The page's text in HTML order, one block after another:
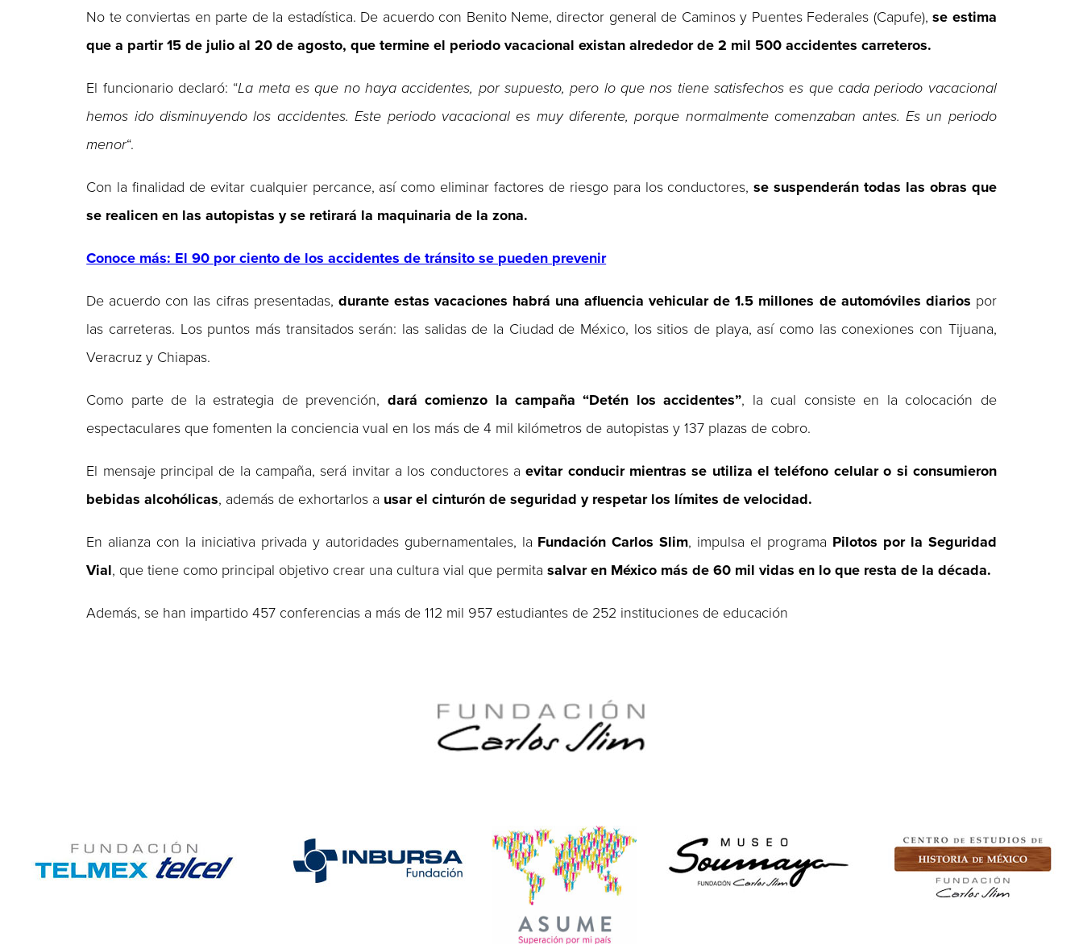
No te conviertas en parte de la estadística. De acuerdo con Benito Neme, director general de Caminos y Puentes Federales (Capufe),se estima
que a partir 15 de julio al 20 de agosto, que termine el periodo vacacional existan alrededor de 2 mil 500 accidentes carreteros.
El funcionario declaró: “La meta es que no haya accidentes, por supuesto, pero lo que nos tiene satisfechos es que cada periodo vacacional
hemos ido disminuyendo los accidentes. Este periodo vacacional es muy diferente, porque normalmente comenzaban antes. Es un periodo
menor“.
Con la finalidad de evitar cualquier percance, así como eliminar factores de riesgo para los conductores,se suspenderán todas las obras que
se realicen en las autopistas y se retirará la maquinaria de la zona.
Conoce más: El 90 por ciento de los accidentes de tránsito se pueden prevenir
De acuerdo con las cifras presentadas, durante estas vacaciones habrá una afluencia vehicular de 1.5 millones de automóviles diarios por
las carreteras. Los puntos más transitados serán: las salidas de la Ciudad de México, los sitios de playa, así como las conexiones con Tijuana,
Veracruz y Chiapas.
Como parte de la estrategia de prevención, dará comienzo la campaña “Detén los accidentes”, la cual consiste en la colocación de
espectaculares que fomenten la conciencia vual en los más de 4 mil kilómetros de autopistas y 137 plazas de cobro.
El mensaje principal de la campaña, será invitar a los conductores aevitar conducir mientras se utiliza el teléfono celular o si consumieron
bebidas alcohólicas, además de exhortarlos a usar el cinturón de seguridad y respetar los límites de velocidad.
En alianza con la iniciativa privada y autoridades gubernamentales, la Fundación Carlos Slim, impulsa el programa Pilotos por la Seguridad
Vial, que tiene como principal objetivo crear una cultura vial que permitasalvar en México más de 60 mil vidas en lo que resta de la década.
Además, se han impartido 457 conferencias a más de 112 mil 957 estudiantes de 252 instituciones de educación